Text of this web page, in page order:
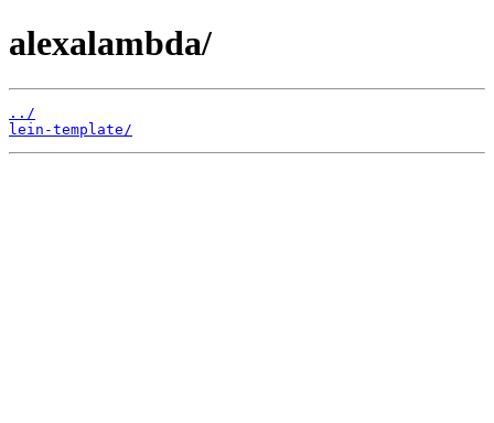
alexalambda/
../
lein-template/